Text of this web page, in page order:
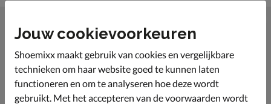
Jouw cookievoorkeuren
Shoemixx maakt gebruik van cookies en vergelijkbare
technieken om haar website goed te kunnen laten
functioneren en om te analyseren hoe deze wordt
gebruikt. Met het accepteren van de voorwaarden wordt